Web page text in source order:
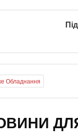
Обладнання